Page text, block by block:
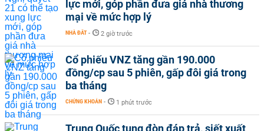
lực mới, góp phần đưa giá nhà thương
mại về mức hợp lý
NHÀ ĐẤT - 2 giờ trước
Cổ phiếu VNZ tăng gần 190.000
đồng/cp sau 5 phiên, gấp đôi giá trong
ba tháng
CHỨNG KHOÁN - 1 phút trước
Trung Quốc tung đòn đáp trả, siết xuất